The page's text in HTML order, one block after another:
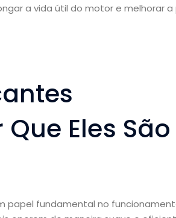
a vida útil do motor e melhorar
Eles São
papel fundamental no